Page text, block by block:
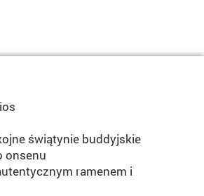
świątynie buddyjskie
onsenu
ramenem i